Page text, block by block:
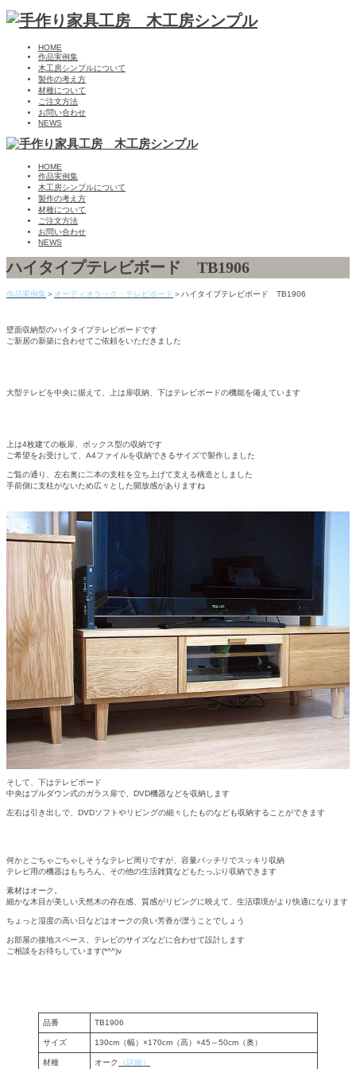
HOME
作品実例集
木工房シンプルについて
製作の考え方
材種について
ご注文方法
お問い合わせ
NEWS
HOME
作品実例集
木工房シンプルについて
製作の考え方
材種について
ご注文方法
お問い合わせ
NEWS
ハイタイプテレビボード TB1906
作品実例集＞ オーディオラック・テレビボード ＞ハイタイプテレビボード TB1906
壁面収納型のハイタイプテレビボードです
ご新居の新築に合わせてご依頼をいただきました
大型テレビを中央に据えて、上は扉収納、下はテレビボードの機能を備えています
上は4枚建ての板扉、ボックス型の収納です
ご希望をお受けして、A4ファイルを収納できるサイズで製作しました
ご覧の通り、左右奥に二本の支柱を立ち上げて支える構造としました
手前側に支柱がないため広々とした開放感がありますね
そして、下はテレビボード
中央はプルダウン式のガラス扉で、DVD機器などを収納します
左右は引き出しで、DVDソフトやリビングの細々したものなども収納することができます
何かとごちゃごちゃしそうなテレビ周りですが、容量バッチリでスッキリ収納
テレビ用の機器はもちろん、その他の生活雑貨などもたっぷり収納できます
素材はオーク。
細かな木目が美しい天然木の存在感、質感がリビングに映えて、生活環境がより快適になります
ちょっと湿度の高い日などはオークの良い芳香が漂うことでしょう
お部屋の接地スペース、テレビのサイズなどに合わせて設計します
ご相談をお待ちしています(*^^)v
品番 TB1906
サイズ 130cm（幅）×170cm（高）×45～50cm（奥）
材種 オーク （詳細）